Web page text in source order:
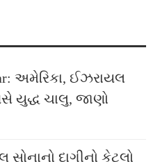
અમેરિકા, ઈઝરાયલ
યુદ્ધ ચાલુ, જાણો
સોનાનો દાગીનો કેટલો